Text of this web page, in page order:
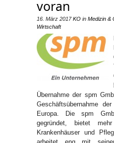
voran
16. März 2017 KO in Medizin &
Wirtschaft
Übernahme der spm
Geschäftsübernahme
Europa. Die spm
gegründet, bietet
Krankenhäuser und